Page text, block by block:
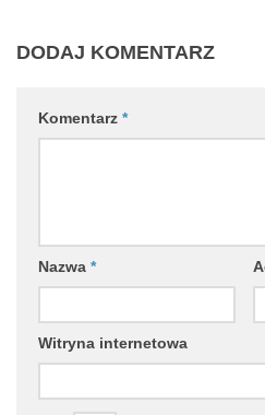
DODAJ KOMENTARZ
Komentarz *
Nazwa *
Witryna internetowa